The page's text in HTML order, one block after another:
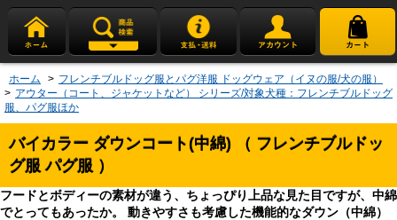
ホーム > フレンチブルドッグ服とパグ洋服 ドッグウェア（イヌの服/犬の服）
> アウター（コート、ジャケットなど） シリーズ/対象犬種：フレンチブルドッグ
服、パグ服ほか
バイカラー ダウンコート(中綿) （ フレンチブルドッ
グ服 パグ服 ）
フードとボディーの素材が違う、ちょっぴり上品な見た目ですが、中綿
でとってもあったか。 動きやすさも考慮した機能的なダウン（中綿）